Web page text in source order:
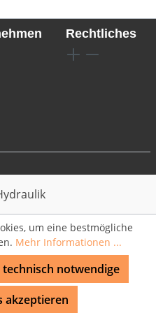
Rechtliches
um eine bestmögliche
Mehr Informationen ...
notwendige
akzeptieren